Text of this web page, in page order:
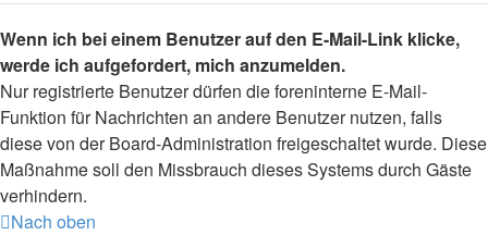
Wenn ich bei einem Benutzer auf den E-Mail-Link klicke,
werde ich aufgefordert, mich anzumelden.
Nur registrierte Benutzer dürfen die foreninterne E-Mail-
Funktion für Nachrichten an andere Benutzer nutzen, falls
diese von der Board-Administration freigeschaltet wurde. Diese
Maßnahme soll den Missbrauch dieses Systems durch Gäste
verhindern.
Nach oben